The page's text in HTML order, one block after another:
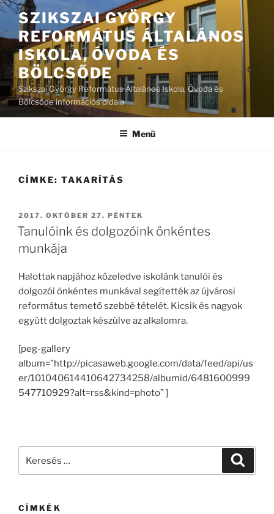
Tartalomhoz
SZIKSZAI GYÖRGY
REFORMÁTUS ÁLTALÁNOS
ISKOLA, ÓVODA ÉS
BÖLCSŐDE
Szikszai György Református Általános Iskola, Óvoda és
Bölcsőde információs oldala
Menü
CÍMKE: TAKARÍTÁS
BEKÜLDVE:
2017. OKTÓBER 27. PÉNTEK
Tanulóink és dolgozóink önkéntes
munkája
Halottak napjához közeledve iskolánk tanulói és
dolgozói önkéntes munkával segítették az újvárosi
református temető szebbé tételét. Kicsik és nagyok
együtt dolgoztak készülve az alkalomra.
[peg-gallery
album=”http://picasaweb.google.com/data/feed/api/us
er/101040614410642734258/albumid/6481600999
547710929?alt=rss&kind=photo” ]
CÍMKÉK